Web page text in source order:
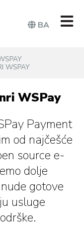
BA
WSPAY
WSPay
Payment
od najčešće
source e-
dolje
gotove
usluge